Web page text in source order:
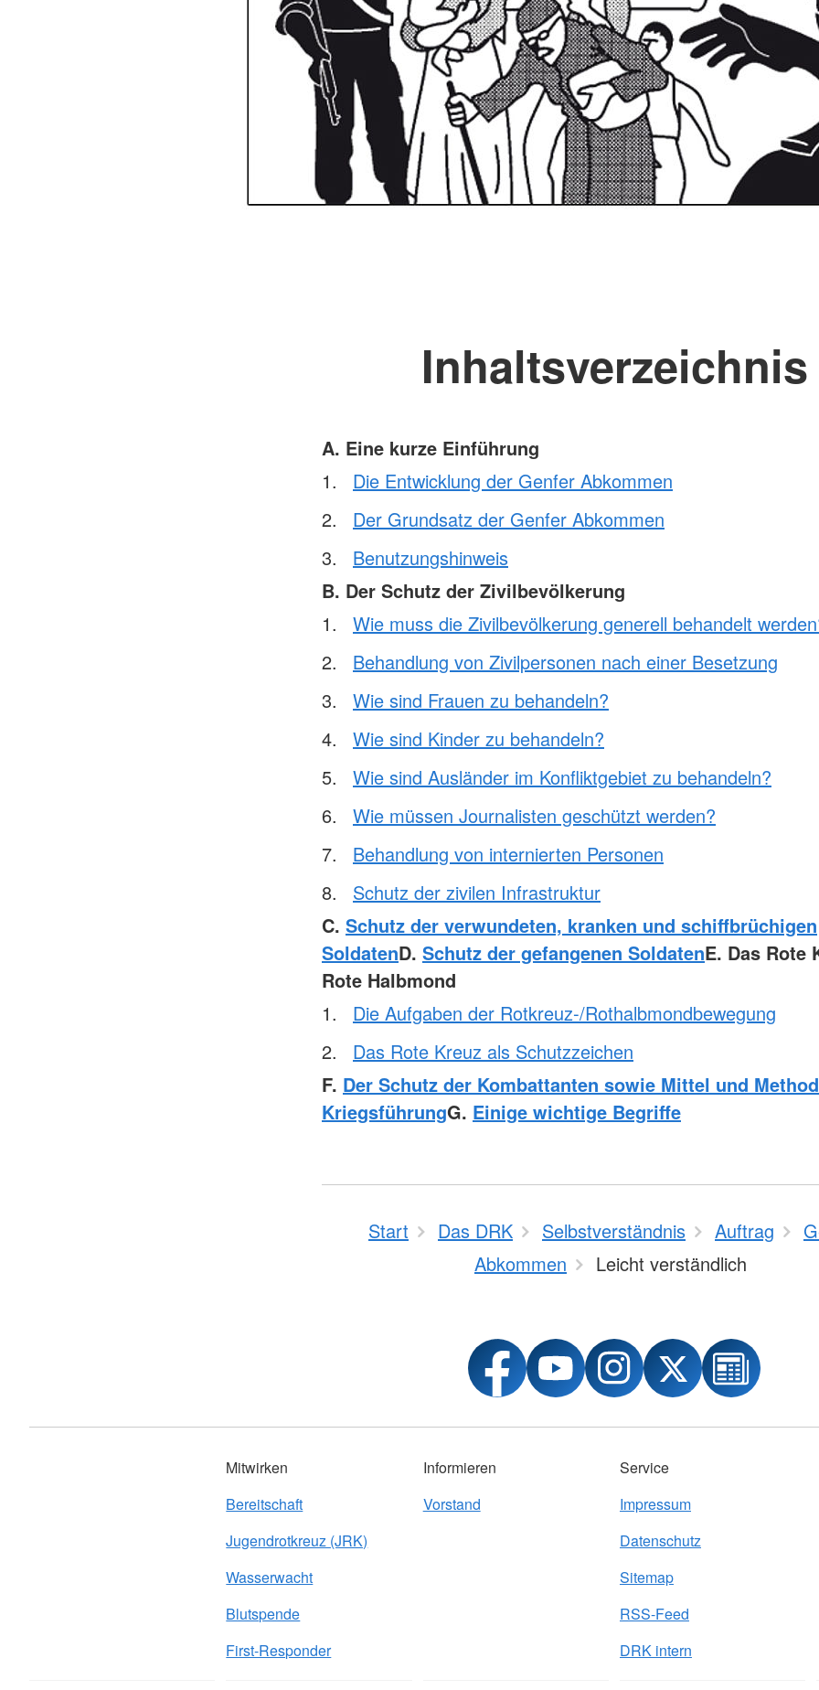
Inhaltsverzeichnis
A. Eine kurze Einführung
Die Entwicklung der Genfer Abkommen
Der Grundsatz der Genfer Abkommen
Benutzungshinweis
B. Der Schutz der Zivilbevölkerung
Wie muss die Zivilbevölkerung generell behandelt
Behandlung von Zivilpersonen nach einer Besetzung
Wie sind Frauen zu behandeln?
Wie sind Kinder zu behandeln?
Wie sind Ausländer im Konfliktgebiet zu behandeln?
Wie müssen Journalisten geschützt werden?
Behandlung von internierten Personen
Schutz der zivilen Infrastruktur
C. Schutz der verwundeten, kranken und schiffbrüchigen
SoldatenD. Schutz der gefangenen SoldatenE. Das Rote
Rote Halbmond
Die Aufgaben der Rotkreuz-/Rothalbmondbewegung
Das Rote Kreuz als Schutzzeichen
F. Der Schutz der Kombattanten sowie Mittel und
KriegsführungG. Einige wichtige Begriffe
Start Das DRK Selbstverständnis Auftrag
Abkommen
Leicht verständlich
Mitwirken
Bereitschaft
Jugendrotkreuz (JRK)
Wasserwacht
Blutspende
First-Responder
Informieren
Vorstand
Service
Impressum
Datenschutz
Sitemap
RSS-Feed
DRK intern